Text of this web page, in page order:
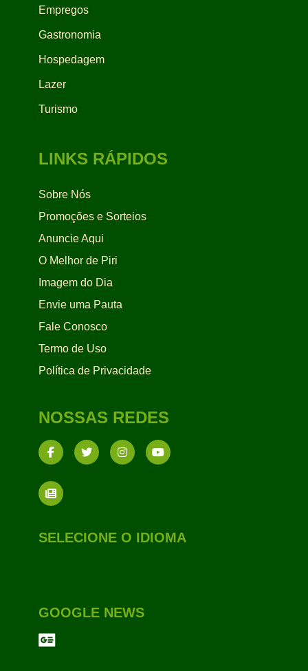
Empregos
Gastronomia
Hospedagem
Lazer
Turismo
LINKS RÁPIDOS
Sobre Nós
Promoções e Sorteios
Anuncie Aqui
O Melhor de Piri
Imagem do Dia
Envie uma Pauta
Fale Conosco
Termo de Uso
Política de Privacidade
NOSSAS REDES
SELECIONE O IDIOMA
GOOGLE NEWS